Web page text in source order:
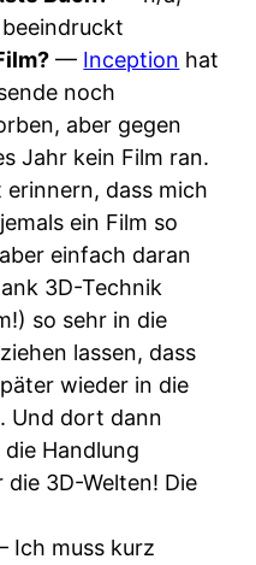
— Inception hat
noch
aber gegen
Jahr kein Film ran.
dass mich
ein Film so
einfach daran
3D-Technik
so sehr in die
lassen, dass
wieder in die
Und dort dann
Handlung
3D-Welten! Die
Ich muss kurz